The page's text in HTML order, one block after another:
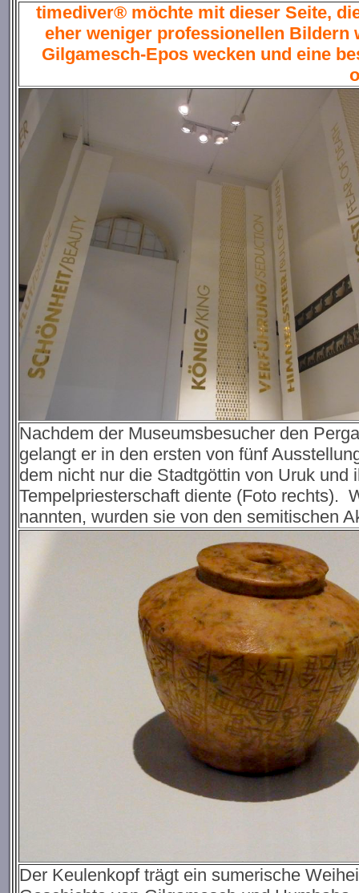
timediver® möchte mit dieser Seite,
eher weniger professionellen Bildern
Gilgamesch-Epos wecken und eine
Nachdem der Museumsbesucher den
gelangt er in den ersten von fünf
dem nicht nur die Stadtgöttin von Uruk
Tempelpriesterschaft diente (Foto rechts).
nannten, wurden sie von den semitischen
Der Keulenkopf trägt ein sumerische